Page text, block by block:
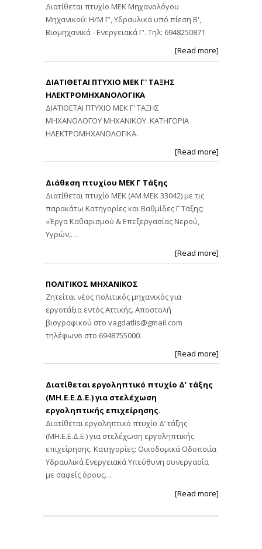
Διατίθεται πτυχίο ΜΕΚ Μηχανολόγου
Μηχανικού: Η/Μ Γ', Υδραυλικά υπό πίεση Β',
Βιομηχανικά - Ενεργειακά Γ'. Τηλ: 6948250871
[Read more]
ΔΙΑΤΙΘΕΤΑΙ ΠΤΥΧΙΟ ΜΕΚ Γ' ΤΑΞΗΣ
ΗΛΕΚΤΡΟΜΗΧΑΝΟΛΟΓΙΚΑ
ΔΙΑΤΙΘΕΤΑΙ ΠΤΥΧΙΟ ΜΕΚ Γ' ΤΑΞΗΣ
ΜΗΧΑΝΟΛΟΓΟΥ ΜΗΧΑΝΙΚΟΥ. ΚΑΤΗΓΟΡΙΑ
ΗΛΕΚΤΡΟΜΗΧΑΝΟΛΟΓΙΚΑ.
[Read more]
Διάθεση πτυχίου ΜΕΚ Γ Τάξης
Διατίθεται πτυχίο ΜΕΚ (ΑΜ ΜΕΚ 33042) με τις
παρακάτω Κατηγορίες και Βαθμίδες Γ Τάξης:
«Έργα Καθαρισμού & Επεξεργασίας Νερού,
Υγρών,…
[Read more]
ΠΟΛΙΤΙΚΟΣ ΜΗΧΑΝΙΚΟΣ
Ζητείται νέος πολιτικός μηχανικός για
εργοτάξια εντός Αττικής. Αποστολή
βιογραφικού στο vagdatlis@gmail.com
τηλέφωνο στο 6948755000.
[Read more]
Διατίθεται εργοληπτικό πτυχίο Δ’ τάξης
(ΜΗ.Ε.Ε.Δ.Ε.) για στελέχωση
εργοληπτικής επιχείρησης.
Διατίθεται εργοληπτικό πτυχίο Δ’ τάξης
(ΜΗ.Ε.Ε.Δ.Ε.) για στελέχωση εργοληπτικής
επιχείρησης. Κατηγορίες: Οικοδομικά Οδοποιία
Υδραυλικά Ενεργειακά Υπεύθυνη συνεργασία
με σαφείς όρους…
[Read more]